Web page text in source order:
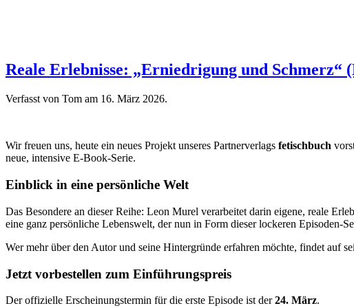
Reale Erlebnisse: „Erniedrigung und Schmerz“
Verfasst von Tom am 16. März 2026.
Wir freuen uns, heute ein neues Projekt unseres Partnerverlags fetischbuch
neue, intensive E-Book-Serie.
Einblick in eine persönliche Welt
Das Besondere an dieser Reihe: Leon Murel verarbeitet darin eigene, reale
eine ganz persönliche Lebenswelt, der nun in Form dieser lockeren Episoden-
Wer mehr über den Autor und seine Hintergründe erfahren möchte, findet auf
Jetzt vorbestellen zum Einführungspreis
Der offizielle Erscheinungstermin für die erste Episode ist der24. März.